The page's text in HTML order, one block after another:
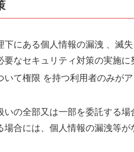
下にある個人情報の漏洩 、滅
なセキュリティ対策の実施に
いて権限 を持つ利用者のみが
いの全部又は一部を委託する
場合には、個人情報の漏洩等